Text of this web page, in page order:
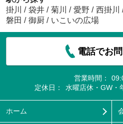
掛川
/ 袋井 / 菊川 / 愛野 / 西掛川
磐田 / 御厨 / いこいの広場
電話でお
営業時間：
定休日：
水曜店休・GW・
ホーム